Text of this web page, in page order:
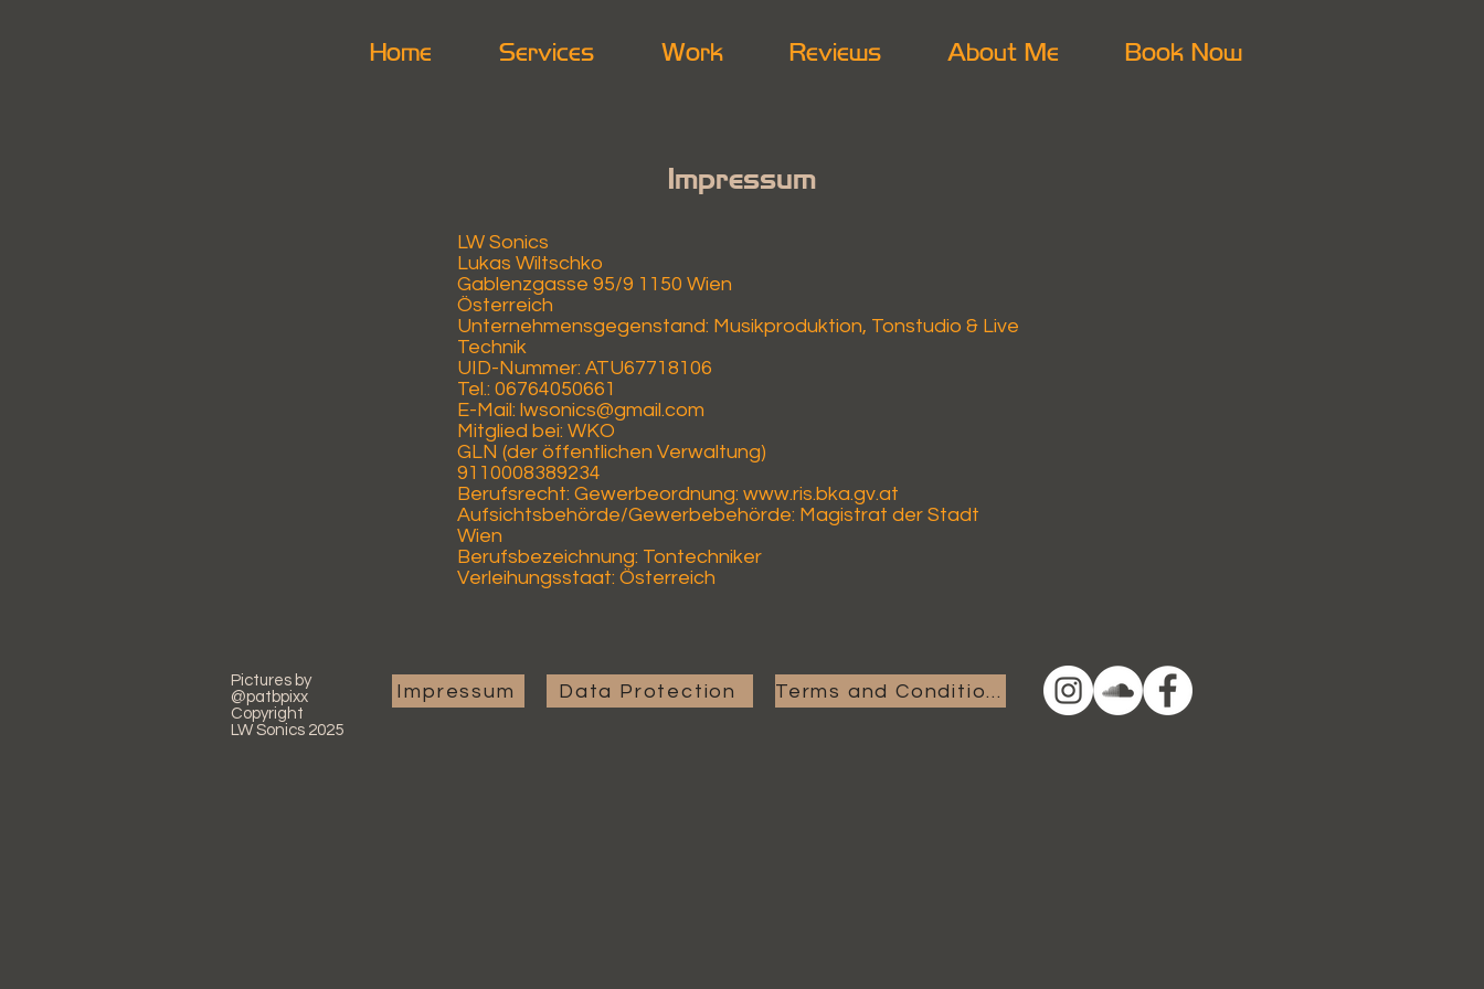
Home Services Work Reviews About Me Book Now
Impressum
LW Sonics
Lukas Wiltschko
Gablenzgasse 95/9 1150 Wien
Österreich
Unternehmensgegenstand: Musikproduktion, Tonstudio & Live
Technik
UID-Nummer: ATU67718106
Tel.: 06764050661
E-Mail: lwsonics@gmail.com
Mitglied bei: WKO
GLN (der öffentlichen Verwaltung)
9110008389234
Berufsrecht: Gewerbeordnung: www.ris.bka.gv.at
Aufsichtsbehörde/Gewerbebehörde: Magistrat der Stadt
Wien
Berufsbezeichnung: Tontechniker
Verleihungsstaat: Österreich
Pictures by
@patbpixx
Copyright
LW Sonics 2025
Impressum Data Protection Terms and Conditions